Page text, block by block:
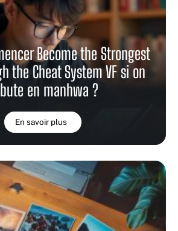
Become the Strongest
the Cheat System VF si on
en manhwa ?
En savoir plus